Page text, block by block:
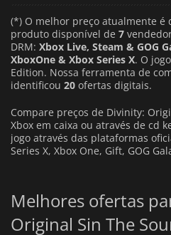
(*) O melhor preço atualmente é
produto disponível de 7
DRM: Xbox Live, Steam & GOG
XboxOne & Xbox Series X. O
Edition. Nossa ferramenta de
identificou 20 ofertas digitais.
Compare preços de Divinity:
Xbox em caixa ou através de cd
jogo através das plataformas
Series X, Xbox One, Gift, GOG
Melhores ofertas
Original Sin The